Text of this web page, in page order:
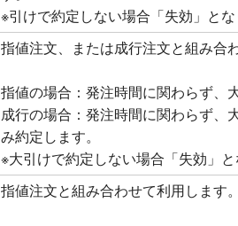
※引けで約定しない場合「失効」と
指値注文、または成行注文と組み合
指値の場合：発注時間に関わらず、
成行の場合：発注時間に関わらず、
み約定します。
※大引けで約定しない場合「失効」
指値注文と組み合わせて利用します。